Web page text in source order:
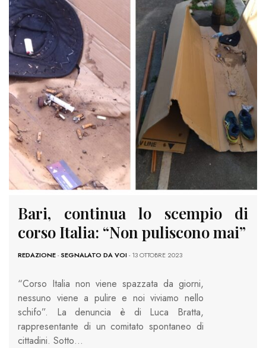
Bari, continua lo scempio di
corso Italia: “Non puliscono mai”
REDAZIONE-SEGNALATO DA VOI- 13 OTTOBRE 2023
“Corso Italia non viene spazzata da giorni,
nessuno viene a pulire e noi viviamo nello
schifo”. La denuncia è di Luca Bratta,
rappresentante di un comitato spontaneo di
cittadini. Sotto…